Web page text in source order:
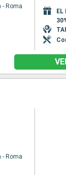
- Roma
EL
- Roma